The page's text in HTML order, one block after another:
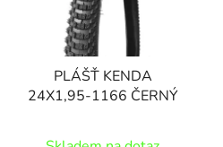
PLÁŠŤ KENDA
24X1,95-1166 ČERNÝ